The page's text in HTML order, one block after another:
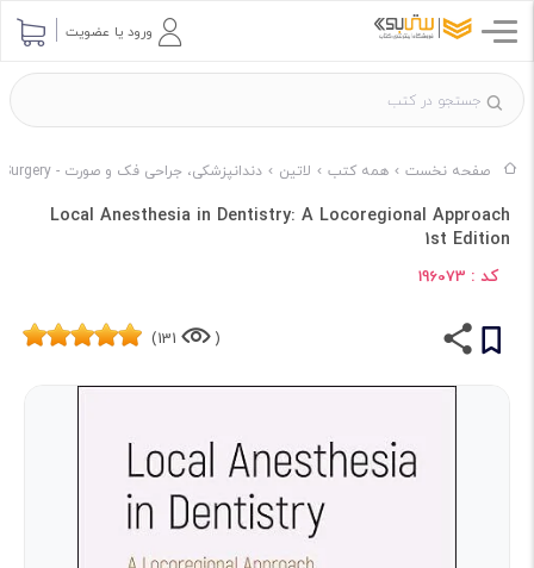
ورود یا عضویت
صفحه نخست همه کتب لاتین دندانپزشکی، جراحی فک و صورت - Dentistry & Maxillofacial Surgery
Local Anesthesia in Dentistry: A Locoregional Approach
1st Edition
کد : 196073
(
131)